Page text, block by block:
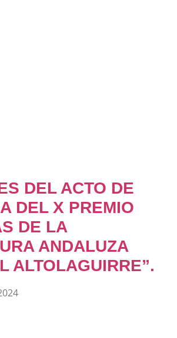
DEL ACTO DE
DEL X PREMIO
DE LA
ANDALUZA
ALTOLAGUIRRE”.